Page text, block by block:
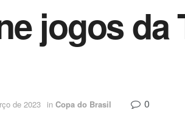
jogos da
de 2023 in Copa do Brasil 0